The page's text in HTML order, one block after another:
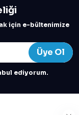
için e-bültenimize
Üye Ol
ediyorum.